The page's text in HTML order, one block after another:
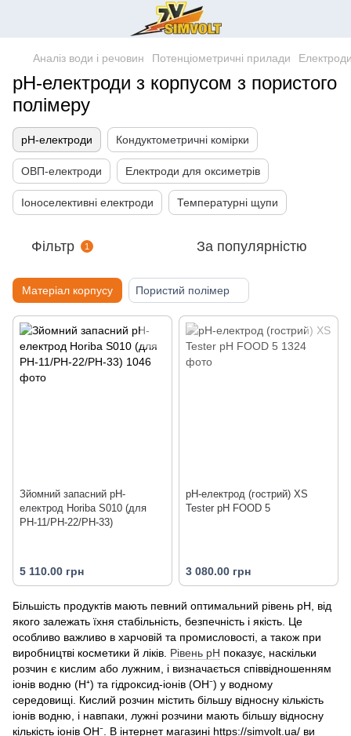
Аналіз води і речовин Потенціометричні прилади
pH-електроди з корпусом з пористого
полімеру
pH-електроди Кондуктометричні комірки
ОВП-електроди Електроди для оксиметрів
Іоноселективні електроди Температурні щупи
Фільтр 1 За популярністю
Матеріал корпусу Пористий полімер
Зйомний запасний pH-
електрод Horiba S010 (для
PH-11/PH-22/PH-33)
5 110.00 грн
pH-електрод (гострий) XS
Tester pH FOOD 5
3 080.00 грн
Більшість продуктів мають певний оптимальний рівень pH, від
якого залежать їхня стабільність, безпечність і якість. Це
особливо важливо в харчовій та промисловості, а також при
виробництві косметики й ліків. Рівень pH показує, наскільки
розчин є кислим або лужним, і визначається співвідношенням
іонів водню (H⁺) та гідроксид-іонів (OH⁻) у водному
середовищі. Кислий розчин містить більшу відносну кількість
іонів водню, і навпаки, лужні розчини мають більшу відносну
кількість іонів OH⁻. В інтернет магазині https://simvolt.ua/ ви